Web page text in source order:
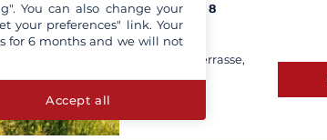
3 Cabines
8
Couchettes
Flybridge, Terrasse,
Barre à roue
You can also change your
your preferences" link. Your
for 6 months and we will not
Accept all